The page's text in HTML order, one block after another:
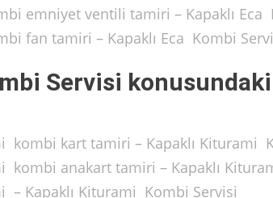
emniyet ventili tamiri – Kapaklı Eca
fan tamiri – Kapaklı Eca Kombi
Servisi konusundaki
kombi kart tamiri – Kapaklı Kiturami
kombi anakart tamiri – Kapaklı
– Kapaklı Kiturami Kombi Servisi